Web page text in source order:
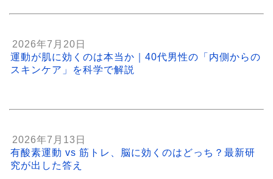
2026年7月20日
運動が肌に効くのは本当か｜40代男性の「内側からの
スキンケア」を科学で解説
2026年7月13日
有酸素運動 vs 筋トレ、脳に効くのはどっち？最新研
究が出した答え